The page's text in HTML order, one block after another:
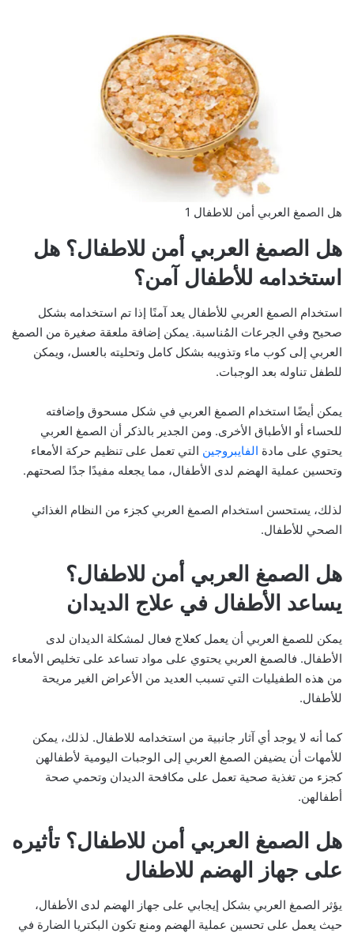
هل الصمغ العربي أمن للاطفال 1
هل الصمغ العربي أمن للاطفال؟ هل
استخدامه للأطفال آمن؟
استخدام الصمغ العربي للأطفال يعد آمنًا إذا تم استخدامه بشكل
صحيح وفي الجرعات المُناسبة. يمكن إضافة ملعقة صغيرة من الصمغ
العربي إلى كوب ماء وتذويبه بشكل كامل وتحليته بالعسل، ويمكن
للطفل تناوله بعد الوجبات.
يمكن أيضًا استخدام الصمغ العربي في شكل مسحوق وإضافته
للحساء أو الأطباق الأخرى. ومن الجدير بالذكر أن الصمغ العربي
يحتوي على مادة الفايبروجين التي تعمل على تنظيم حركة الأمعاء
وتحسين عملية الهضم لدى الأطفال، مما يجعله مفيدًا جدًا لصحتهم.
لذلك، يستحسن استخدام الصمغ العربي كجزء من النظام الغذائي
الصحي للأطفال.
هل الصمغ العربي أمن للاطفال؟
يساعد الأطفال في علاج الديدان
يمكن للصمغ العربي أن يعمل كعلاج فعال لمشكلة الديدان لدى
الأطفال. فالصمغ العربي يحتوي على مواد تساعد على تخليص الأمعاء
من هذه الطفيليات التي تسبب العديد من الأعراض الغير مريحة
للأطفال.
كما أنه لا يوجد أي آثار جانبية من استخدامه للاطفال. لذلك، يمكن
للأمهات أن يضيفن الصمغ العربي إلى الوجبات اليومية لأطفالهن
كجزء من تغذية صحية تعمل على مكافحة الديدان وتحمي صحة
أطفالهن.
هل الصمغ العربي أمن للاطفال؟ تأثيره
على جهاز الهضم للاطفال
يؤثر الصمغ العربي بشكل إيجابي على جهاز الهضم لدى الأطفال،
حيث يعمل على تحسين عملية الهضم ومنع تكون البكتريا الضارة في